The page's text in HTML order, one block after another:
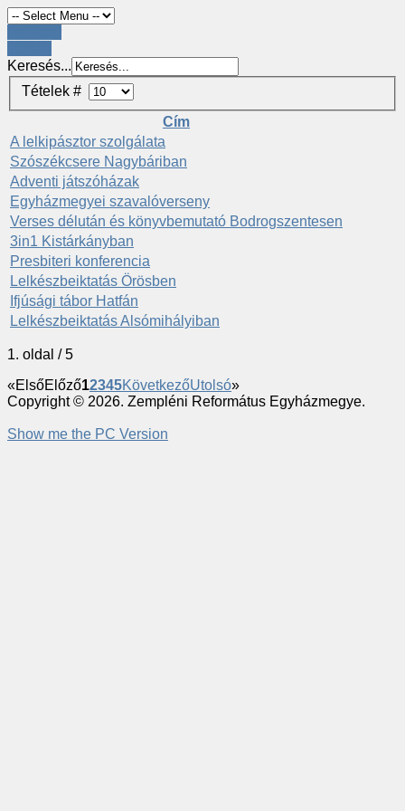
Keresés...
Tételek #
Cím
A lelkipásztor szolgálata
Szószékcsere Nagybáriban
Adventi játszóházak
Egyházmegyei szavalóverseny
Verses délután és könyvbemutató Bodrogszentesen
3in1 Kistárkányban
Presbiteri konferencia
Lelkészbeiktatás Örösben
Ifjúsági tábor Hatfán
Lelkészbeiktatás Alsómihályiban
1. oldal / 5
«ElsőElőző12345KövetkezőUtolsó»
Copyright © 2026. Zempléni Református Egyházmegye.
Show me the PC Version